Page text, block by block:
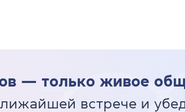
— только живое
встрече и